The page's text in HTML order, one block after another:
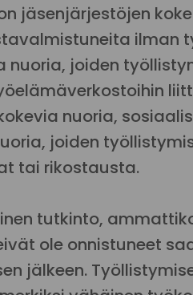
jäsenjärjestöjen
ilman
joiden
nuoria,
joiden
tai rikostausta.
tutkinto,
ole onnistuneet
jälkeen.